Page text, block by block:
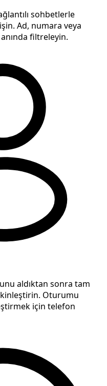
sohbetlerle
Ad, numara veya
filtreleyin.
aldıktan sonra tam
Oturumu
için telefon